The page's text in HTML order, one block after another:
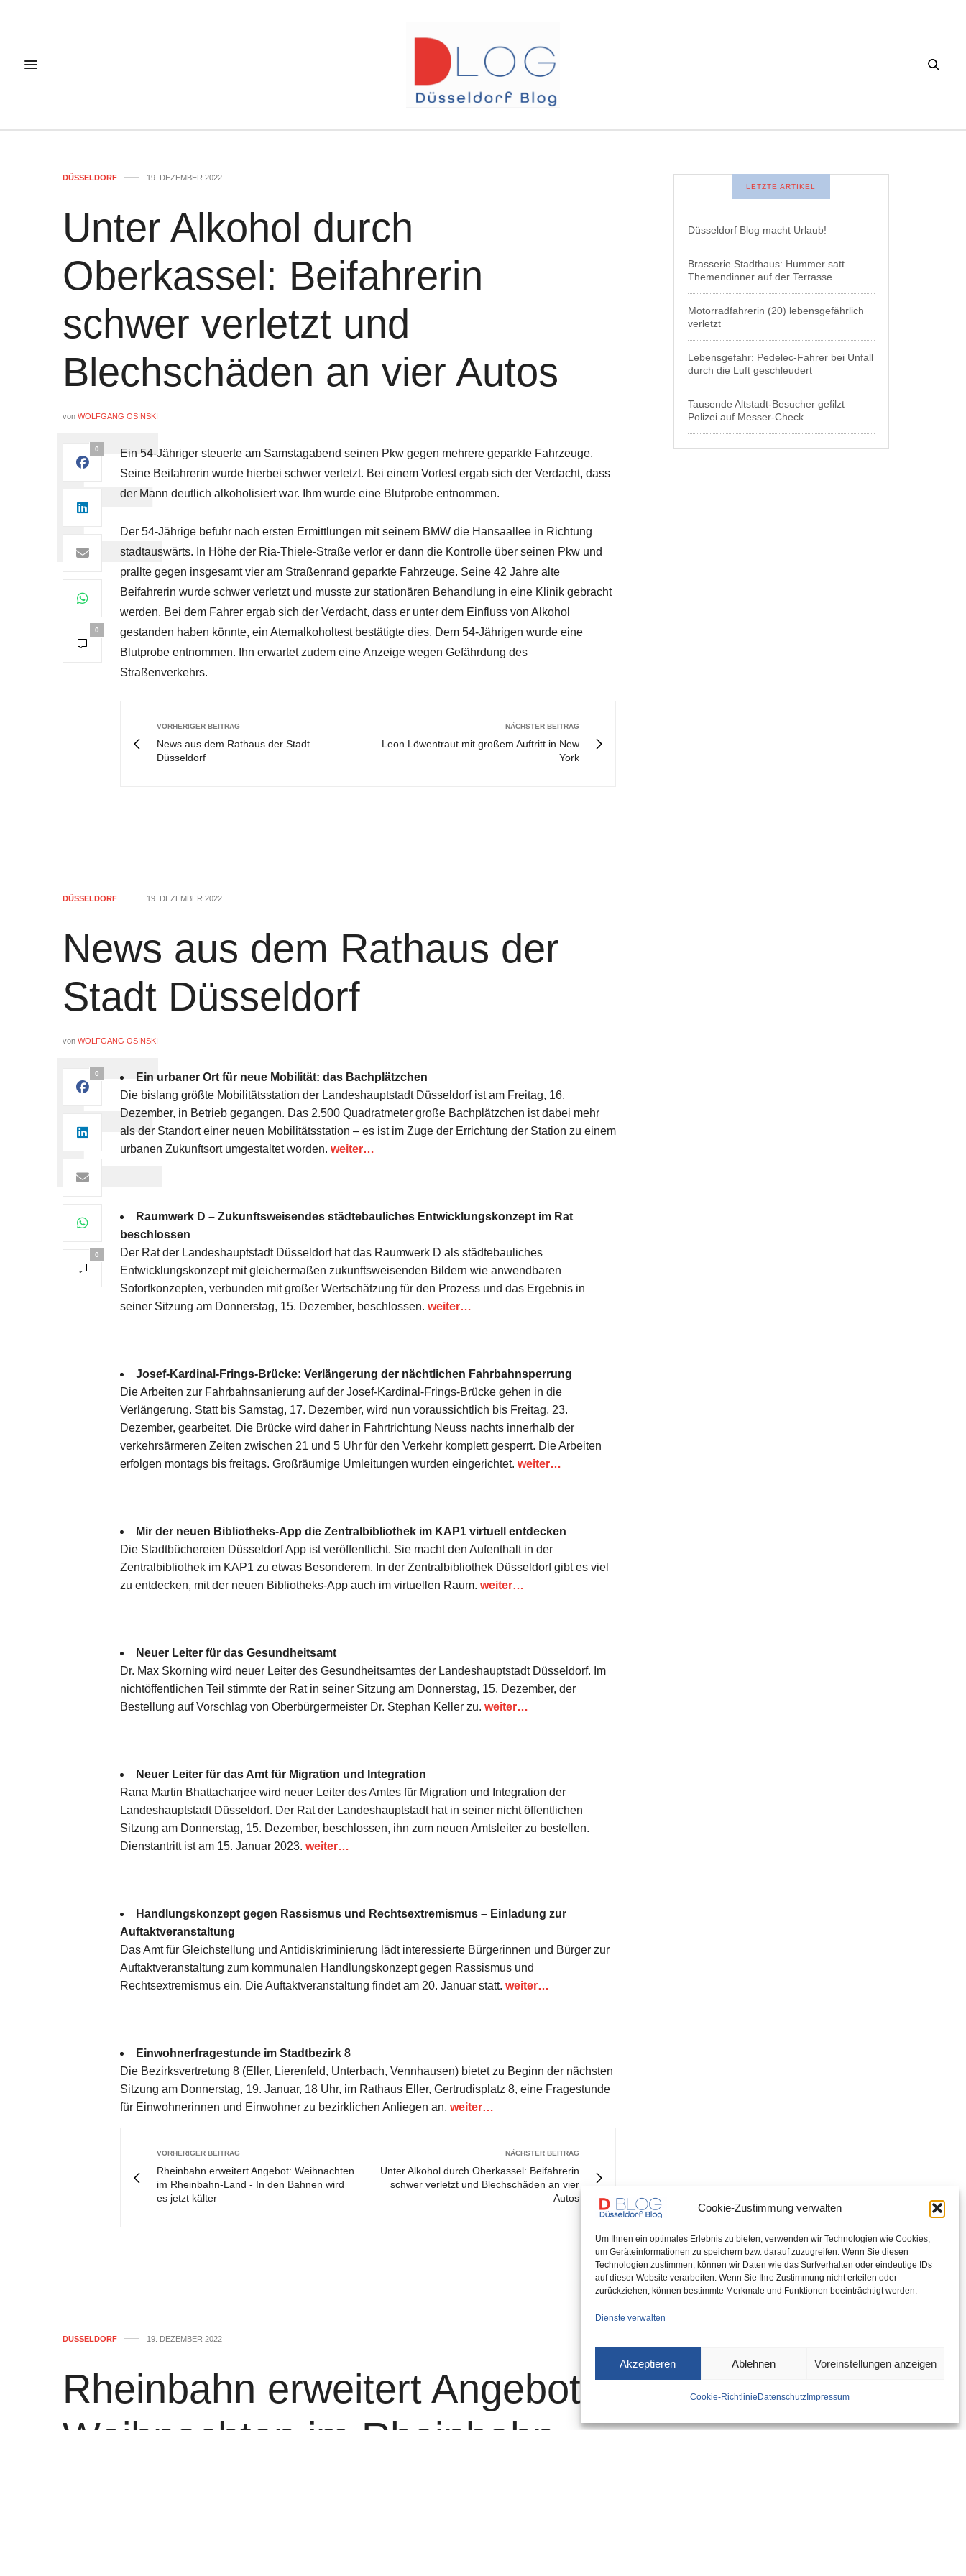
Cookie-Zustimmung verwalten
Um Ihnen ein optimales Erlebnis zu bieten, verwenden wir Technologien wie Cookies,
um Geräteinformationen zu speichern bzw. darauf zuzugreifen. Wenn Sie diesen
Technologien zustimmen, können wir Daten wie das Surfverhalten oder eindeutige IDs
auf dieser Website verarbeiten. Wenn Sie Ihre Zustimmung nicht erteilen oder
zurückziehen, können bestimmte Merkmale und Funktionen beeinträchtigt werden.
Dienste verwalten
Akzeptieren Ablehnen Voreinstellungen anzeigen
Cookie-Richtlinie DatenschutzImpressum
DÜSSELDORF 19. DEZEMBER 2022
Unter Alkohol durch
Oberkassel: Beifahrerin
schwer verletzt und
Blechschäden an vier Autos
von WOLFGANG OSINSKI
0
0
Ein 54-Jähriger steuerte am Samstagabend seinen Pkw gegen mehrere geparkte Fahrzeuge.
Seine Beifahrerin wurde hierbei schwer verletzt. Bei einem Vortest ergab sich der Verdacht, dass
der Mann deutlich alkoholisiert war. Ihm wurde eine Blutprobe entnommen.
Der 54-Jährige befuhr nach ersten Ermittlungen mit seinem BMW die Hansaallee in Richtung
stadtauswärts. In Höhe der Ria-Thiele-Straße verlor er dann die Kontrolle über seinen Pkw und
prallte gegen insgesamt vier am Straßenrand geparkte Fahrzeuge. Seine 42 Jahre alte
Beifahrerin wurde schwer verletzt und musste zur stationären Behandlung in eine Klinik gebracht
werden. Bei dem Fahrer ergab sich der Verdacht, dass er unter dem Einfluss von Alkohol
gestanden haben könnte, ein Atemalkoholtest bestätigte dies. Dem 54-Jährigen wurde eine
Blutprobe entnommen. Ihn erwartet zudem eine Anzeige wegen Gefährdung des
Straßenverkehrs.
VORHERIGER BEITRAG
News aus dem Rathaus der Stadt
Düsseldorf
NÄCHSTER BEITRAG
Leon Löwentraut mit großem Auftritt in New
York
LETZTE ARTIKEL
Düsseldorf Blog macht Urlaub!
Brasserie Stadthaus: Hummer satt –
Themendinner auf der Terrasse
Motorradfahrerin (20) lebensgefährlich
verletzt
Lebensgefahr: Pedelec-Fahrer bei Unfall
durch die Luft geschleudert
Tausende Altstadt-Besucher gefilzt –
Polizei auf Messer-Check
DÜSSELDORF 19. DEZEMBER 2022
News aus dem Rathaus der
Stadt Düsseldorf
von WOLFGANG OSINSKI
0
0
Ein urbaner Ort für neue Mobilität: das Bachplätzchen
Die bislang größte Mobilitätsstation der Landeshauptstadt Düsseldorf ist am Freitag, 16.
Dezember, in Betrieb gegangen. Das 2.500 Quadratmeter große Bachplätzchen ist dabei mehr
als der Standort einer neuen Mobilitätsstation – es ist im Zuge der Errichtung der Station zu einem
urbanen Zukunftsort umgestaltet worden. weiter…
Raumwerk D – Zukunftsweisendes städtebauliches Entwicklungskonzept im Rat
beschlossen
Der Rat der Landeshauptstadt Düsseldorf hat das Raumwerk D als städtebauliches
Entwicklungskonzept mit gleichermaßen zukunftsweisenden Bildern wie anwendbaren
Sofortkonzepten, verbunden mit großer Wertschätzung für den Prozess und das Ergebnis in
seiner Sitzung am Donnerstag, 15. Dezember, beschlossen. weiter…
Josef-Kardinal-Frings-Brücke: Verlängerung der nächtlichen Fahrbahnsperrung
Die Arbeiten zur Fahrbahnsanierung auf der Josef-Kardinal-Frings-Brücke gehen in die
Verlängerung. Statt bis Samstag, 17. Dezember, wird nun voraussichtlich bis Freitag, 23.
Dezember, gearbeitet. Die Brücke wird daher in Fahrtrichtung Neuss nachts innerhalb der
verkehrsärmeren Zeiten zwischen 21 und 5 Uhr für den Verkehr komplett gesperrt. Die Arbeiten
erfolgen montags bis freitags. Großräumige Umleitungen wurden eingerichtet. weiter…
Mir der neuen Bibliotheks-App die Zentralbibliothek im KAP1 virtuell entdecken
Die Stadtbüchereien Düsseldorf App ist veröffentlicht. Sie macht den Aufenthalt in der
Zentralbibliothek im KAP1 zu etwas Besonderem. In der Zentralbibliothek Düsseldorf gibt es viel
zu entdecken, mit der neuen Bibliotheks-App auch im virtuellen Raum. weiter…
Neuer Leiter für das Gesundheitsamt
Dr. Max Skorning wird neuer Leiter des Gesundheitsamtes der Landeshauptstadt Düsseldorf. Im
nichtöffentlichen Teil stimmte der Rat in seiner Sitzung am Donnerstag, 15. Dezember, der
Bestellung auf Vorschlag von Oberbürgermeister Dr. Stephan Keller zu. weiter…
Neuer Leiter für das Amt für Migration und Integration
Rana Martin Bhattacharjee wird neuer Leiter des Amtes für Migration und Integration der
Landeshauptstadt Düsseldorf. Der Rat der Landeshauptstadt hat in seiner nicht öffentlichen
Sitzung am Donnerstag, 15. Dezember, beschlossen, ihn zum neuen Amtsleiter zu bestellen.
Dienstantritt ist am 15. Januar 2023. weiter…
Handlungskonzept gegen Rassismus und Rechtsextremismus – Einladung zur
Auftaktveranstaltung
Das Amt für Gleichstellung und Antidiskriminierung lädt interessierte Bürgerinnen und Bürger zur
Auftaktveranstaltung zum kommunalen Handlungskonzept gegen Rassismus und
Rechtsextremismus ein. Die Auftaktveranstaltung findet am 20. Januar statt. weiter…
Einwohnerfragestunde im Stadtbezirk 8
Die Bezirksvertretung 8 (Eller, Lierenfeld, Unterbach, Vennhausen) bietet zu Beginn der nächsten
Sitzung am Donnerstag, 19. Januar, 18 Uhr, im Rathaus Eller, Gertrudisplatz 8, eine Fragestunde
für Einwohnerinnen und Einwohner zu bezirklichen Anliegen an. weiter…
VORHERIGER BEITRAG
Rheinbahn erweitert Angebot: Weihnachten
im Rheinbahn-Land - In den Bahnen wird
es jetzt kälter
NÄCHSTER BEITRAG
Unter Alkohol durch Oberkassel: Beifahrerin
schwer verletzt und Blechschäden an vier
Autos
DÜSSELDORF 19. DEZEMBER 2022
Rheinbahn erweitert Angebot:
Weihnachten im Rheinbahn-